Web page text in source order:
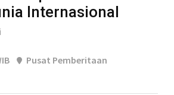
Internasional
Pusat Pemberitaan